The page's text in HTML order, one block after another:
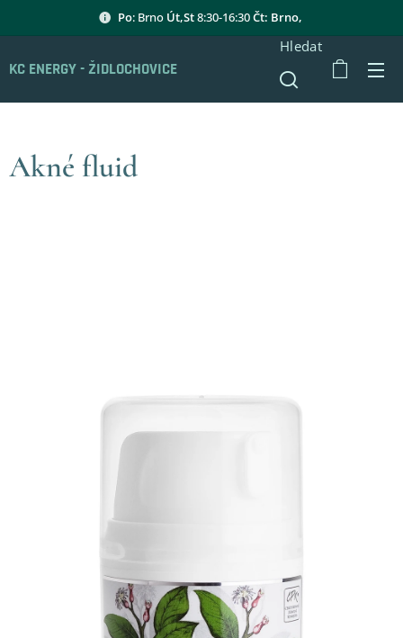
Po: Brno Út,St8:30-16:30Čt: Brno,
KC ENERGY - ŽIDLOCHOVICE
Hledat
Akné fluid